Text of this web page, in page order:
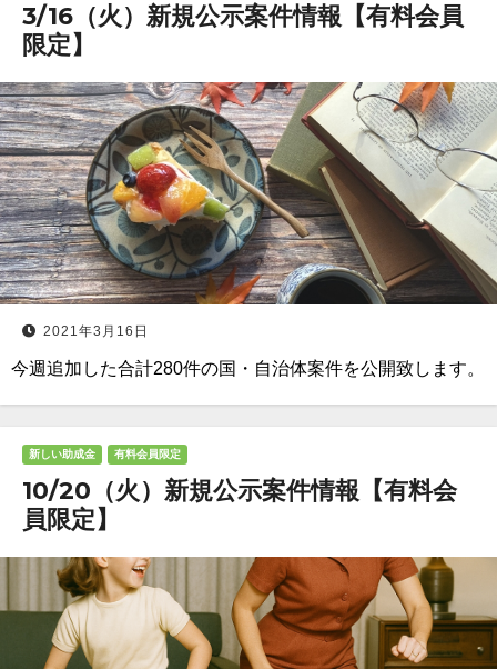
3/16（火）新規公示案件情報【有料会員
限定】
2021年3月16日
今週追加した合計280件の国・自治体案件を公開致します。
新しい助成金 有料会員限定
10/20（火）新規公示案件情報【有料会
員限定】